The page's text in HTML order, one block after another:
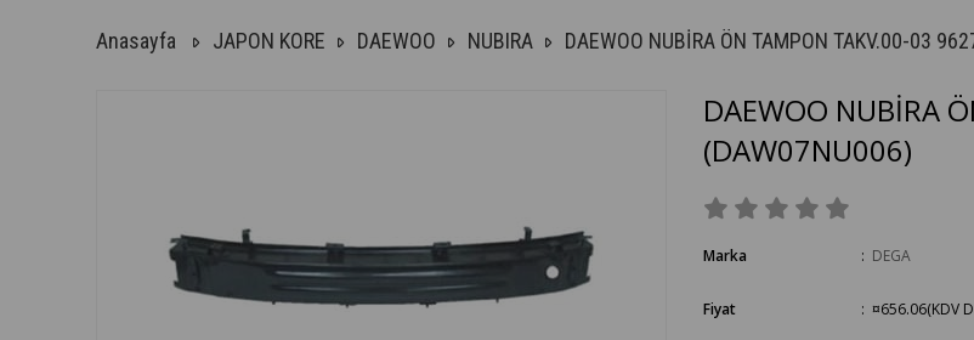
Anasayfa JAPON KORE DAEWOO NUBIRA DAEWOO NUBİRA ÖN TAMPON TAKV.00-03
DAEWOO NUBİRA
(DAW07NU006)
Marka : DEGA
Fiyat : ¤656.06(KDV